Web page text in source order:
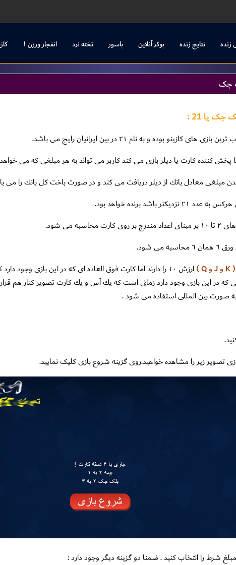
زنده نتایج زنده پوکر آنلاین پاسور تخته نرد انفجار ورژن ۱
جک
یا 21 :
كازينو بوده و به نام ٢١ در بين ايرانيان رايج مى باشد.
با پخش كننده كارت يا ديلر بازى مى كند كاربر مى تواند به هر مبلغى كه مى
مبلغى معادل بانك از ديلر دريافت مى كند و در صورت باخت كل بانك را مى
باشد برنده خواهد بود.
مى شود.
مى شود.
( K و J و Q )
كه در اين بازى وجود دارد زمانى است كه يك آس و يك كارت تصوير كنار هم
صورت بين المللى استفاده مى شود .
تصویر زیر را مشاهده خواهید.روی گزینه شروع بازی کلیک نمایید.
شرط را انتخاب کنید . ضمنا دو گزینه دیگر وجود دارد :